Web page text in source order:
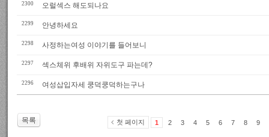
2300 오럴섹스 해도되나요
2299 안녕하세요
2298 사정하는여성 이야기를 들어보니
2297 섹스체위 후배위 자위도구 파는데?
2296 여성삽입자세 쿵덕쿵덕하는구나
목록 첫 페이지 1 2 3 4 5 6 7 8 9